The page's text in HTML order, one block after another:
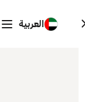
العربية